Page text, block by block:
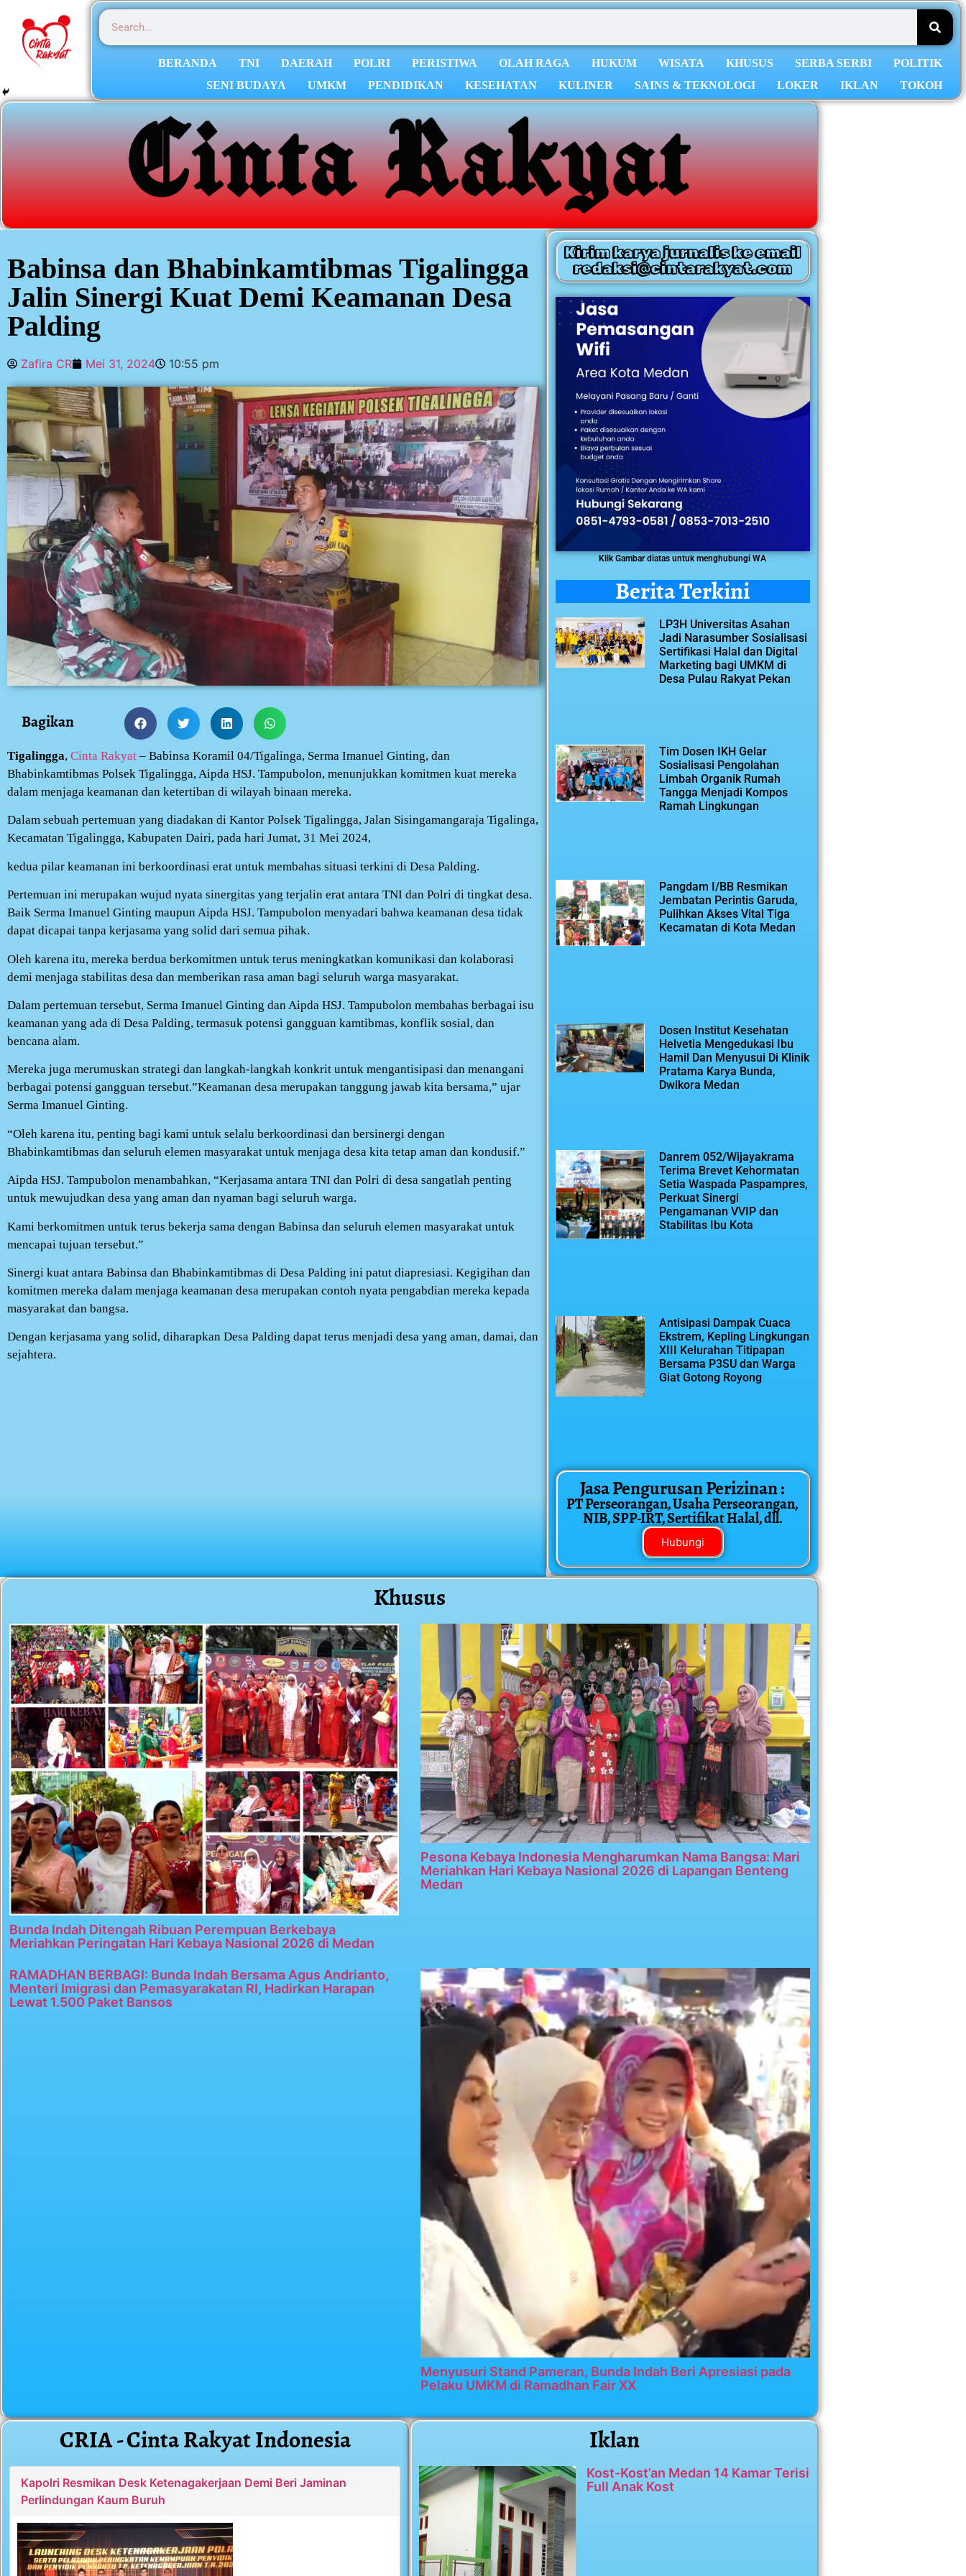
BERANDA TNI DAERAH POLRI PERISTIWA OLAH RAGA HUKUM WISATA KHUSUS SERBA SERBI
POLITIK
SENI BUDAYA
UMKM PENDIDIKAN KESEHATAN KULINER SAINS & TEKNOLOGI LOKER IKLAN TOKOH
Babinsa dan Bhabinkamtibmas Tigalingga
Jalin Sinergi Kuat Demi Keamanan Desa
Palding
Zafira CR Mei 31, 2024 10:55 pm
Bagikan
Tigalingga, Cinta Rakyat – Babinsa Koramil 04/Tigalinga, Serma Imanuel Ginting, dan
Bhabinkamtibmas Polsek Tigalingga, Aipda HSJ. Tampubolon, menunjukkan komitmen kuat mereka
dalam menjaga keamanan dan ketertiban di wilayah binaan mereka.
Dalam sebuah pertemuan yang diadakan di Kantor Polsek Tigalingga, Jalan Sisingamangaraja Tigalinga,
Kecamatan Tigalingga, Kabupaten Dairi, pada hari Jumat, 31 Mei 2024,
kedua pilar keamanan ini berkoordinasi erat untuk membahas situasi terkini di Desa Palding.
Pertemuan ini merupakan wujud nyata sinergitas yang terjalin erat antara TNI dan Polri di tingkat desa.
Baik Serma Imanuel Ginting maupun Aipda HSJ. Tampubolon menyadari bahwa keamanan desa tidak
dapat dicapai tanpa kerjasama yang solid dari semua pihak.
Oleh karena itu, mereka berdua berkomitmen untuk terus meningkatkan komunikasi dan kolaborasi
demi menjaga stabilitas desa dan memberikan rasa aman bagi seluruh warga masyarakat.
Dalam pertemuan tersebut, Serma Imanuel Ginting dan Aipda HSJ. Tampubolon membahas berbagai isu
keamanan yang ada di Desa Palding, termasuk potensi gangguan kamtibmas, konflik sosial, dan
bencana alam.
Mereka juga merumuskan strategi dan langkah-langkah konkrit untuk mengantisipasi dan menangani
berbagai potensi gangguan tersebut.”Keamanan desa merupakan tanggung jawab kita bersama,” ujar
Serma Imanuel Ginting.
“Oleh karena itu, penting bagi kami untuk selalu berkoordinasi dan bersinergi dengan
Bhabinkamtibmas dan seluruh elemen masyarakat untuk menjaga desa kita tetap aman dan kondusif.”
Aipda HSJ. Tampubolon menambahkan, “Kerjasama antara TNI dan Polri di desa sangatlah penting
untuk mewujudkan desa yang aman dan nyaman bagi seluruh warga.
Kami berkomitmen untuk terus bekerja sama dengan Babinsa dan seluruh elemen masyarakat untuk
mencapai tujuan tersebut.”
Sinergi kuat antara Babinsa dan Bhabinkamtibmas di Desa Palding ini patut diapresiasi. Kegigihan dan
komitmen mereka dalam menjaga keamanan desa merupakan contoh nyata pengabdian mereka kepada
masyarakat dan bangsa.
Dengan kerjasama yang solid, diharapkan Desa Palding dapat terus menjadi desa yang aman, damai, dan
sejahtera.
Kirim karya jurnalis ke email
redaksi@cintarakyat.com
Klik Gambar diatas untuk menghubungi WA
Berita Terkini
LP3H Universitas Asahan
Jadi Narasumber Sosialisasi
Sertifikasi Halal dan Digital
Marketing bagi UMKM di
Desa Pulau Rakyat Pekan
Tim Dosen IKH Gelar
Sosialisasi Pengolahan
Limbah Organik Rumah
Tangga Menjadi Kompos
Ramah Lingkungan
Pangdam I/BB Resmikan
Jembatan Perintis Garuda,
Pulihkan Akses Vital Tiga
Kecamatan di Kota Medan
Dosen Institut Kesehatan
Helvetia Mengedukasi Ibu
Hamil Dan Menyusui Di Klinik
Pratama Karya Bunda,
Dwikora Medan
Danrem 052/Wijayakrama
Terima Brevet Kehormatan
Setia Waspada Paspampres,
Perkuat Sinergi
Pengamanan VVIP dan
Stabilitas Ibu Kota
Antisipasi Dampak Cuaca
Ekstrem, Kepling Lingkungan
XIII Kelurahan Titipapan
Bersama P3SU dan Warga
Giat Gotong Royong
Jasa Pengurusan Perizinan :
PT Perseorangan, Usaha Perseorangan,
NIB, SPP-IRT, Sertifikat Halal, dll.
Hubungi
Khusus
Bunda Indah Ditengah Ribuan Perempuan Berkebaya
Meriahkan Peringatan Hari Kebaya Nasional 2026 di Medan
Pesona Kebaya Indonesia Mengharumkan Nama Bangsa: Mari
Meriahkan Hari Kebaya Nasional 2026 di Lapangan Benteng
Medan
RAMADHAN BERBAGI: Bunda Indah Bersama Agus Andrianto,
Menteri Imigrasi dan Pemasyarakatan RI, Hadirkan Harapan
Lewat 1.500 Paket Bansos
Menyusuri Stand Pameran, Bunda Indah Beri Apresiasi pada
Pelaku UMKM di Ramadhan Fair XX
CRIA - Cinta Rakyat Indonesia
Kapolri Resmikan Desk Ketenagakerjaan Demi Beri Jaminan
Perlindungan Kaum Buruh
Iklan
Kost-Kost’an Medan 14 Kamar Terisi
Full Anak Kost